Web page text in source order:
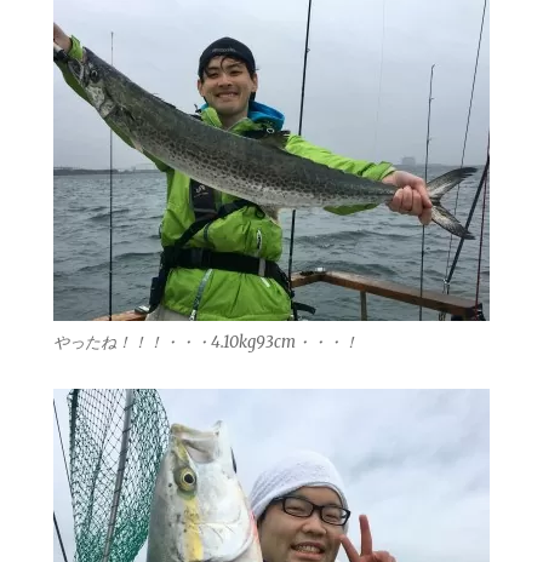
やったね！！！・・・4.10kg93cm・・・！